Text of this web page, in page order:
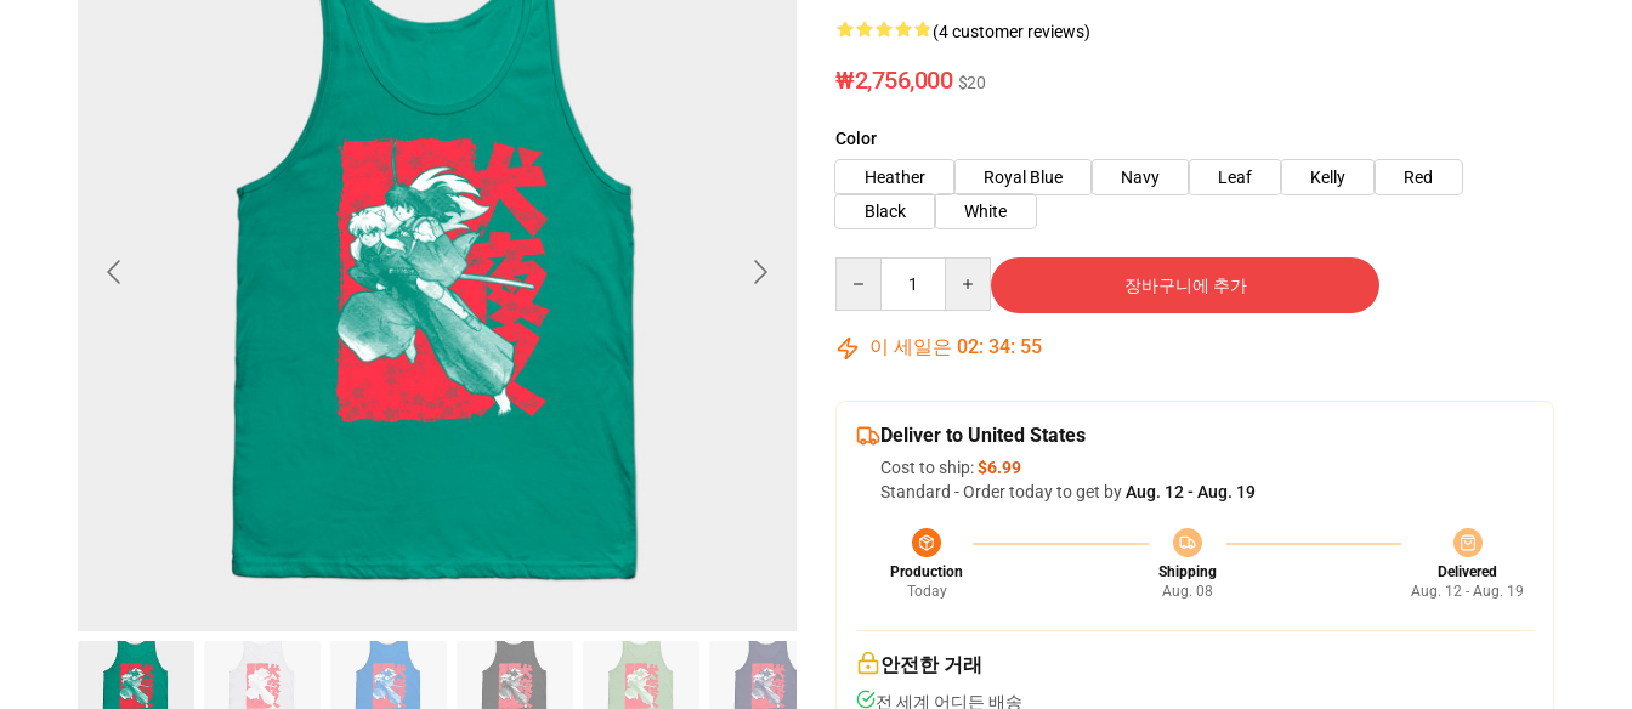
(4 customer reviews)
₩2,756,000 $20
Color
Heather
Royal Blue Navy Leaf Kelly
Red
Black
White
장바구니에 추가
이 세일은 02: 34: 54
Deliver to United States
Cost to ship:$6.99
Standard - Order today to get byAug. 12 - Aug. 19
Production
Today
Shipping
Aug. 08
Delivered
Aug. 12 - Aug. 19
안전한 거래
전 세계 어디든 배송